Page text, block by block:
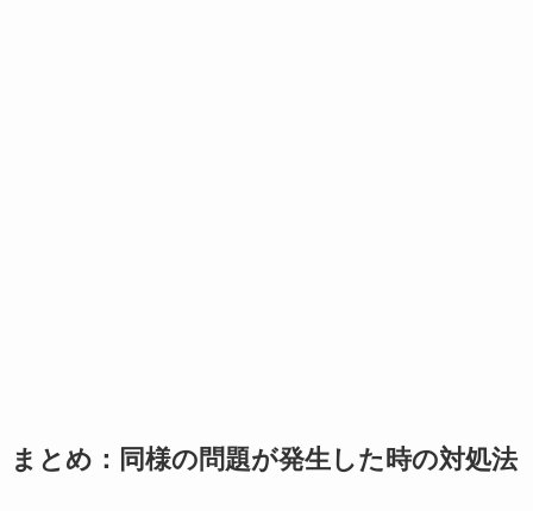
まとめ：同様の問題が発生した時の対処法